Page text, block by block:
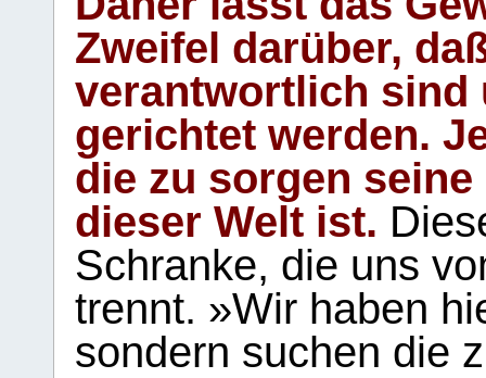
Zweifel darüber,
verantwortlich sind
gerichtet werden.
die zu sorgen
dieser Welt ist.
Schranke, die uns
trennt. »Wir haben
sondern suchen die